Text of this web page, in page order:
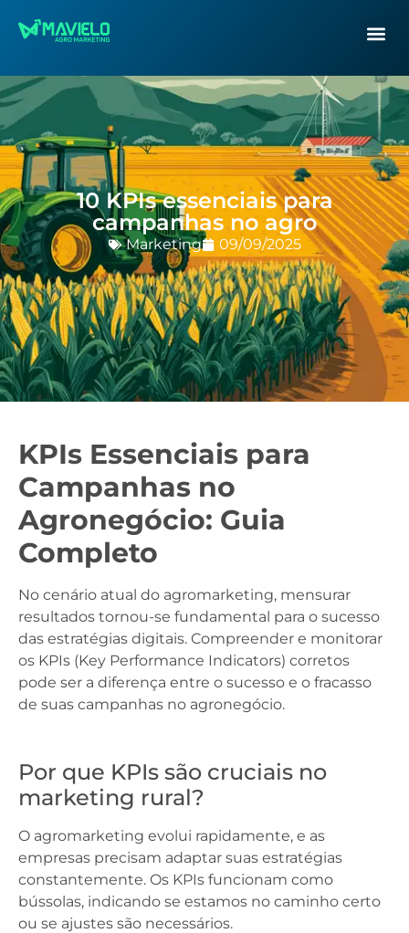
10 KPIs essenciais para
campanhas no agro
Marketing 09/09/2025
KPIs Essenciais para
Campanhas no
Agronegócio: Guia
Completo
No cenário atual do agromarketing, mensurar
resultados tornou-se fundamental para o sucesso
das estratégias digitais. Compreender e monitorar
os KPIs (Key Performance Indicators) corretos
pode ser a diferença entre o sucesso e o fracasso
de suas campanhas no agronegócio.
Por que KPIs são cruciais no
marketing rural?
O agromarketing evolui rapidamente, e as
empresas precisam adaptar suas estratégias
constantemente. Os KPIs funcionam como
bússolas, indicando se estamos no caminho certo
ou se ajustes são necessários.